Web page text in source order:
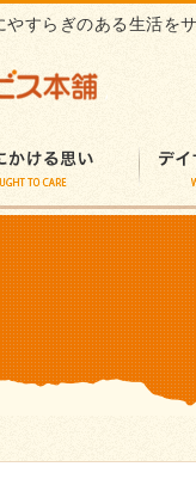
すらぎのある生活を